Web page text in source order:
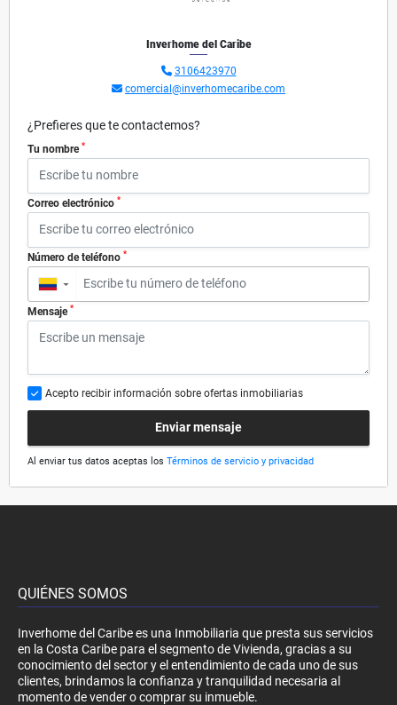
Inverhome del Caribe
3106423970
comercial@inverhomecaribe.com
¿Prefieres que te contactemos?
Tu nombre *
Correo electrónico *
Número de teléfono *
▼
Mensaje *
Acepto recibir información sobre ofertas inmobiliarias
Enviar mensaje
Al enviar tus datos aceptas los Términos de servicio y privacidad
QUIÉNES SOMOS
Inverhome del Caribe es una Inmobiliaria que presta sus servicios
en la Costa Caribe para el segmento de Vivienda, gracias a su
conocimiento del sector y el entendimiento de cada uno de sus
clientes, brindamos la confianza y tranquilidad necesaria al
momento de vender o comprar su inmueble.